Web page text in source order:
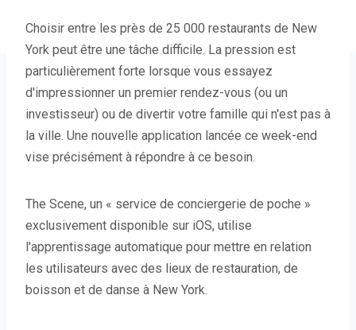
Choisir entre les près de 25 000 restaurants de New
York peut être une tâche difficile. La pression est
particulièrement forte lorsque vous essayez
d'impressionner un premier rendez-vous (ou un
investisseur) ou de divertir votre famille qui n'est pas à
la ville. Une nouvelle application lancée ce week-end
vise précisément à répondre à ce besoin.
The Scene, un « service de conciergerie de poche »
exclusivement disponible sur iOS, utilise
l'apprentissage automatique pour mettre en relation
les utilisateurs avec des lieux de restauration, de
boisson et de danse à New York.